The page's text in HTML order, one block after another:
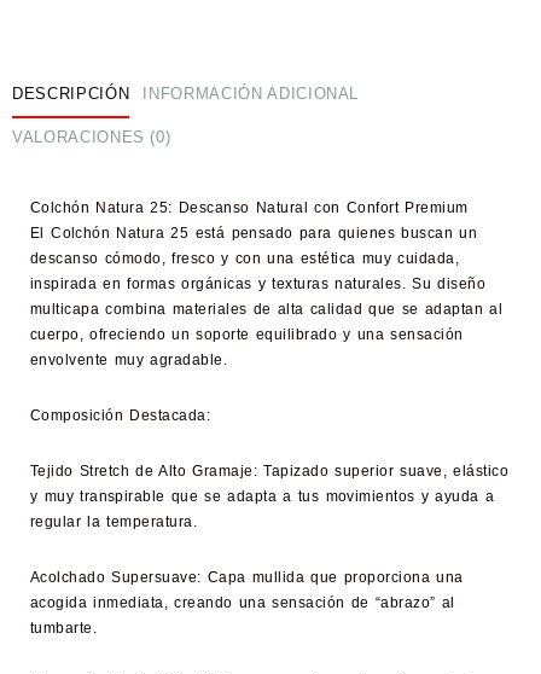
DESCRIPCIÓN INFORMACIÓN ADICIONAL
VALORACIONES (0)
Colchón Natura 25: Descanso Natural con Confort Premium
ElColchón Natura 25 está pensado para quienes buscan un
descanso cómodo, fresco y con una estética muy cuidada,
inspirada en formas orgánicas y texturas naturales. Su diseño
multicapa combina materiales de alta calidad que se adaptan al
cuerpo, ofreciendo un soporte equilibrado y una sensación
envolvente muy agradable.
Composición Destacada:
Tejido Stretch de Alto Gramaje: Tapizado superior suave, elástico
y muy transpirable que se adapta a tus movimientos y ayuda a
regular la temperatura.
Acolchado Supersuave: Capa mullida que proporciona una
acogida inmediata, creando una sensación de “abrazo” al
tumbarte.